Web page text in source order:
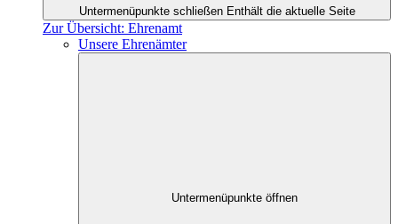
Untermenüpunkte schließen Enthält die aktuelle Seite
Zur Übersicht: Ehrenamt
Unsere Ehrenämter
Untermenüpunkte öffnen